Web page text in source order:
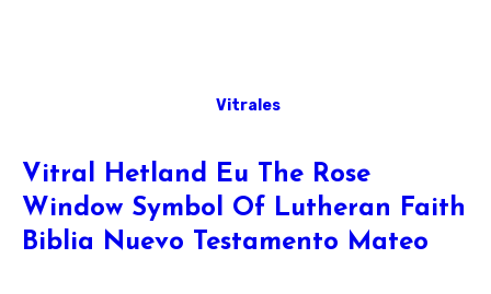
Vitrales
Vitral Hetland Eu The Rose
Window Symbol Of Lutheran Faith
Biblia Nuevo Testamento Mateo